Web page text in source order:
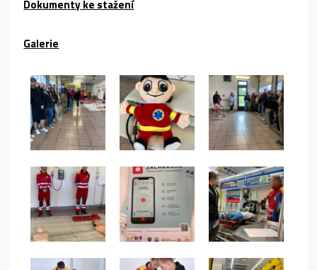
Dokumenty ke stažení
Galerie